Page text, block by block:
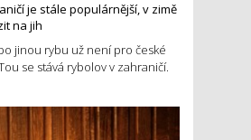
je stále populárnější, v zimě
na jih
jinou rybu už není pro české
se stává rybolov v zahraničí.